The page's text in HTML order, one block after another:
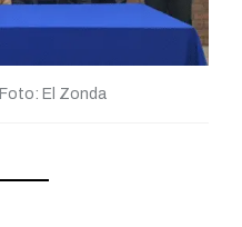
El Zonda